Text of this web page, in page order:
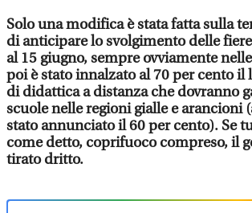
Solo una modifica è stata fatta sulla
di anticipare lo svolgimento delle
al 15 giugno, sempre ovviamente
poi è stato innalzato al 70 per cento
di didattica a distanza che dovranno
scuole nelle regioni gialle e arancioni
stato annunciato il 60 per cento). Se
come detto, coprifuoco compreso, il
tirato dritto.